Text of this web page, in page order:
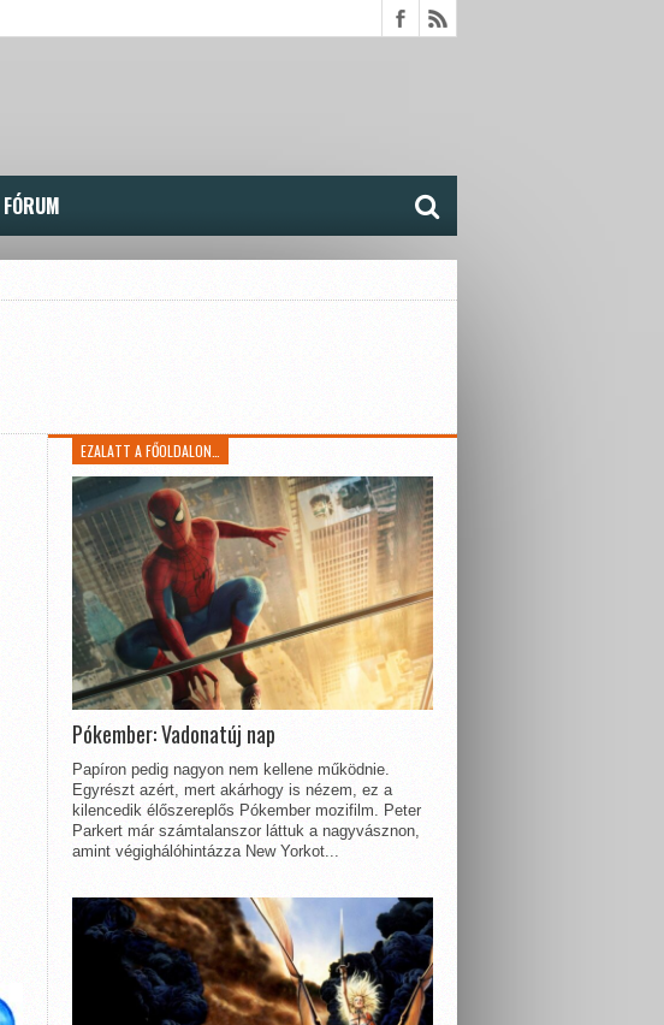
FÓRUM
EZALATT A FŐOLDALON…
Pókember: Vadonatúj nap
Papíron pedig nagyon nem kellene működnie.
Egyrészt azért, mert akárhogy is nézem, ez a
kilencedik élőszereplős Pókember mozifilm. Peter
Parkert már számtalanszor láttuk a nagyvásznon,
amint végighálóhintázza New Yorkot...